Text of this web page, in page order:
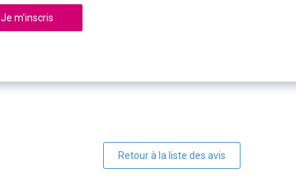
Je m'inscris
Retour à la liste des avis